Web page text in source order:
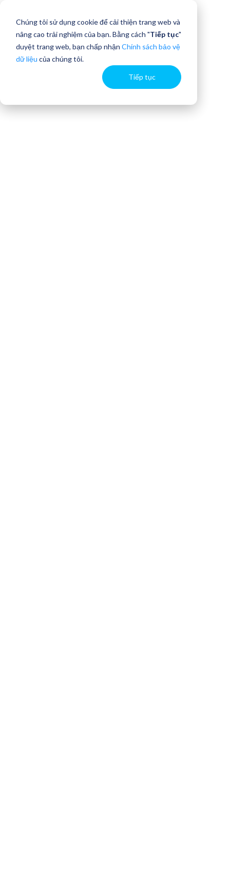
Chúng tôi sử dụng cookie để cải thiện trang web và
nâng cao trải nghiệm của bạn. Bằng cách "Tiếp tục"
duyệt trang web, bạn chấp nhận Chính sách bảo vệ
dữ liệu của chúng tôi.
Tiếp tục